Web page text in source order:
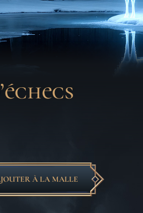
À LA MALLE